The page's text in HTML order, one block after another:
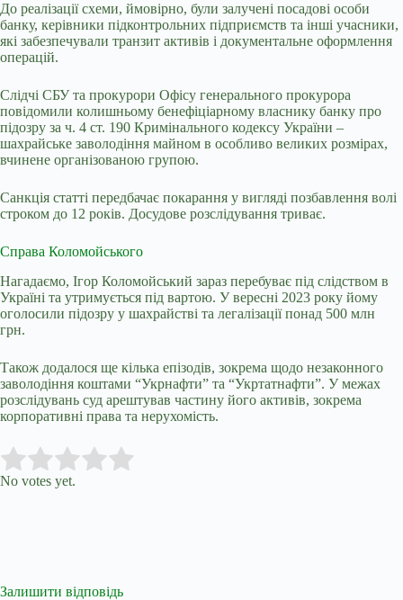
До реалізації схеми, ймовірно, були залучені посадові особи
банку, керівники підконтрольних підприємств та інші учасники,
які забезпечували транзит активів і документальне оформлення
операцій.
Слідчі СБУ та прокурори Офісу генерального прокурора
повідомили колишньому бенефіціарному власнику банку про
підозру за ч. 4 ст. 190 Кримінального кодексу України –
шахрайське заволодіння майном в особливо великих розмірах,
вчинене організованою групою.
Санкція статті передбачає покарання у вигляді позбавлення волі
строком до 12 років. Досудове розслідування триває.
Справа Коломойського
Нагадаємо, Ігор Коломойський зараз перебуває під слідством в
Україні та утримується під вартою. У вересні 2023 року йому
оголосили підозру у шахрайстві та легалізації понад 500 млн
грн.
Також додалося ще кілька епізодів, зокрема щодо незаконного
заволодіння коштами “Укрнафти” та “Укртатнафти”. У межах
розслідувань суд арештував частину його активів, зокрема
корпоративні права та нерухомість.
Rate this item:
No votes yet.
Залишити відповідь